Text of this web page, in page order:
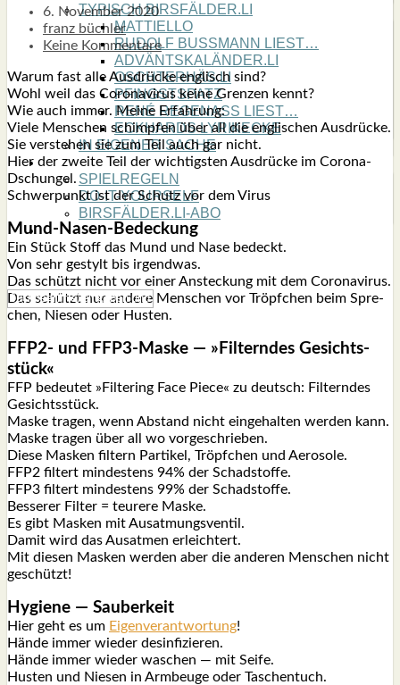
TYPISCH BIRSFÄLDER.LI
MATTIELLO
RUDOLF BUSS­MANN LIEST…
ADVÄNTSKALÄNDER.LI
OSCHTERHÄS.LI
PFINGST­SPATZ
RENÉ REGEN­ASS LIEST…
ECK­HARDS LYRIK­ECKE
IN EIGE­NER SACHE
SO GOOT’S
SPIEL­RE­GELN
DO-IT-YOUR­S­ELF
BIRSFÄLDER.LI-ABO
SHOUT­BOX
6. November 2020
franz büchler
Keine Kommentare
War­um fast alle Aus­drü­cke eng­lisch sind?
Wohl weil das Coro­na­vi­rus kei­ne Gren­zen kennt?
Wie auch immer. Mei­ne Erfah­rung:
Vie­le Men­schen schimp­fen über all die eng­li­schen Aus­drü­cke.
Sie ver­ste­hen sie zum Teil auch gar nicht.
Hier der zwei­te Teil der wich­tigs­ten Aus­drü­cke im Coro­na-
Dschun­gel.
Schwer­punkt ist der Schutz vor dem Virus
Mund-Nasen-Bede­ckung
Ein Stück Stoff das Mund und Nase bedeckt.
Von sehr gestylt bis irgend­was.
Das schützt nicht vor einer Anste­ckung mit dem Coro­na­vi­rus.
Das schützt nur ande­re Men­schen vor Tröpf­chen beim Spre­
chen, Nie­sen oder Hus­ten.
FFP2- und FFP3-Mas­ke — »Fil­tern­des Gesichts­
stück«
FFP bedeu­tet »Fil­te­ring Face Pie­ce« zu deutsch: Fil­tern­des
Gesichts­stück.
Mas­ke tra­gen, wenn Abstand nicht ein­ge­hal­ten wer­den kann.
Mas­ke tra­gen über all wo vor­ge­schrie­ben.
Die­se Mas­ken fil­tern Par­ti­kel, Tröpf­chen und Aero­so­le.
FFP2 fil­tert min­des­tens 94% der Schad­stof­fe.
FFP3 fil­tert min­des­tens 99% der Schad­stof­fe.
Bes­se­rer Fil­ter = teu­re­re Mas­ke.
Es gibt Mas­ken mit Aus­at­mungs­ven­til.
Damit wird das Aus­at­men erleich­tert.
Mit die­sen Mas­ken wer­den aber die ande­ren Men­schen nicht
geschützt!
Hygie­ne — Sau­ber­keit
Hier geht es um Eigen­ver­ant­wor­tung!
Hän­de immer wie­der des­in­fi­zie­ren.
Hän­de immer wie­der waschen — mit Sei­fe.
Hus­ten und Nie­sen in Arm­beu­ge oder Taschen­tuch.